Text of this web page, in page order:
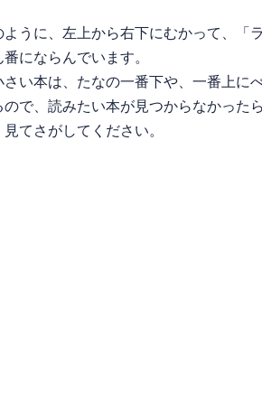
うに、左上から右下にむかって、「ラ
にならんでいます。
い本は、たなの一番下や、一番上に
で、読みたい本が見つからなかった
てさがしてください。